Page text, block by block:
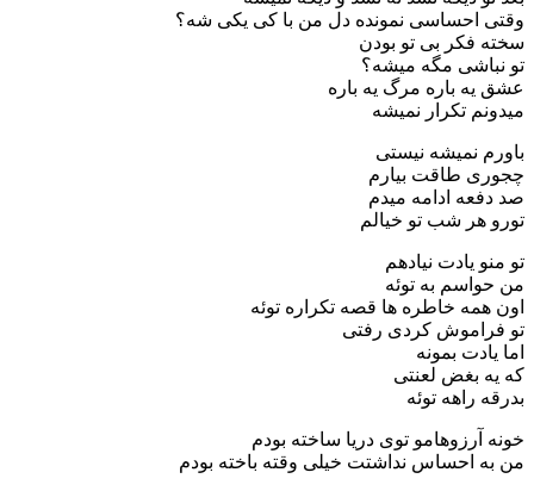
وقتی احساسی نمونده دل من با کی یکی شه؟
سخته فکر بی تو بودن
تو نباشی مگه میشه؟
عشق یه باره مرگ یه باره
میدونم تکرار نمیشه
باورم نمیشه نیستی
چجوری طاقت بیارم
صد دفعه ادامه میدم
تورو هر شب تو خیالم
تو منو یادت نیادهم
من حواسم به توئه
اون همه خاطره ها قصه تکراره توئه
تو فراموش کردی رفتی
اما یادت بمونه
که یه بغض لعنتی
بدرقه راهه توئه
خونه آرزوهامو توی دریا ساخته بودم
من به احساس نداشتت خیلی وقته باخته بودم